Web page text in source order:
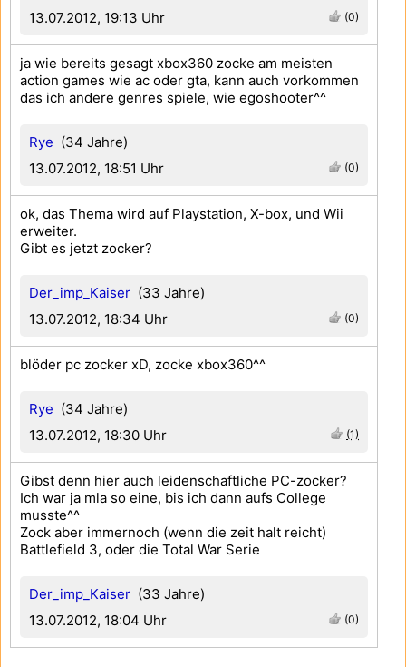
13.07.2012, 19:13 Uhr
(0)
Rye (34 Jahre)
13.07.2012, 18:51 Uhr
(0)
ja wie bereits gesagt xbox360 zocke am meisten
action games wie ac oder gta, kann auch vorkommen
das ich andere genres spiele, wie egoshooter^^
Der_imp_Kaiser (33 Jahre)
13.07.2012, 18:34 Uhr
(0)
ok, das Thema wird auf Playstation, X-box, und Wii
erweiter.
Gibt es jetzt zocker?
Rye (34 Jahre)
13.07.2012, 18:30 Uhr
(1)
blöder pc zocker xD, zocke xbox360^^
Der_imp_Kaiser (33 Jahre)
13.07.2012, 18:04 Uhr
(0)
Gibst denn hier auch leidenschaftliche PC-zocker?
Ich war ja mla so eine, bis ich dann aufs College
musste^^
Zock aber immernoch (wenn die zeit halt reicht)
Battlefield 3, oder die Total War Serie